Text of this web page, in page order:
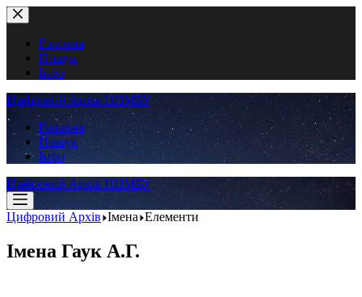
Перейти
до
вмістуГоловна
Пошук
Інфо
Цифровий Архів ННМБУ
Головна
Пошук
Інфо
Цифровий Архів ННМБУ
Цифровий Архів Імена Елементи
Імена Гаук А.Г.